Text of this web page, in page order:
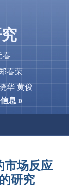
春
春荣
华 黄俊
息 »
市场反应
研究